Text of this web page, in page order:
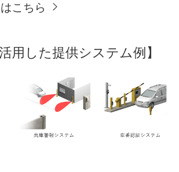
こちら
用した提供システム例】